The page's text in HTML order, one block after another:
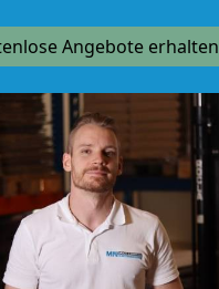
Angebote erhalten